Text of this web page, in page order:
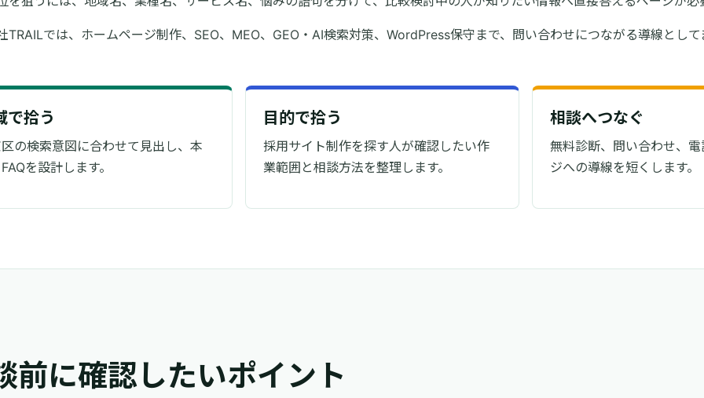
TRAILでは、ホームページ制作、SEO、MEO、GEO・AI検索対策、WordPress保守まで、問い合わせにつながる導線として
で拾う
の検索意図に合わせて見出し、本
を設計します。
目的で拾う
採用サイト制作を探す人が確認したい作
業範囲と相談方法を整理します。
相談へつなぐ
無料診断、問い合わせ、
ジへの導線を短くします。
前に確認したいポイント